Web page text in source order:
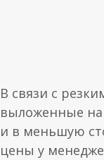
В связи с
выложенные на
и в меньшую
цены у